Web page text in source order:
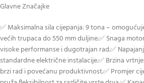
Glavne Značajke
✅ Maksimalna sila cijepanja: 9 tona –
većih trupaca do 550 mm duljine.✅ Snaga
visoke performanse i dugotrajan rad.✅
standardne električne instalacije.✅ Brzina
brzi rad i povećanu produktivnost.✅ Promjer